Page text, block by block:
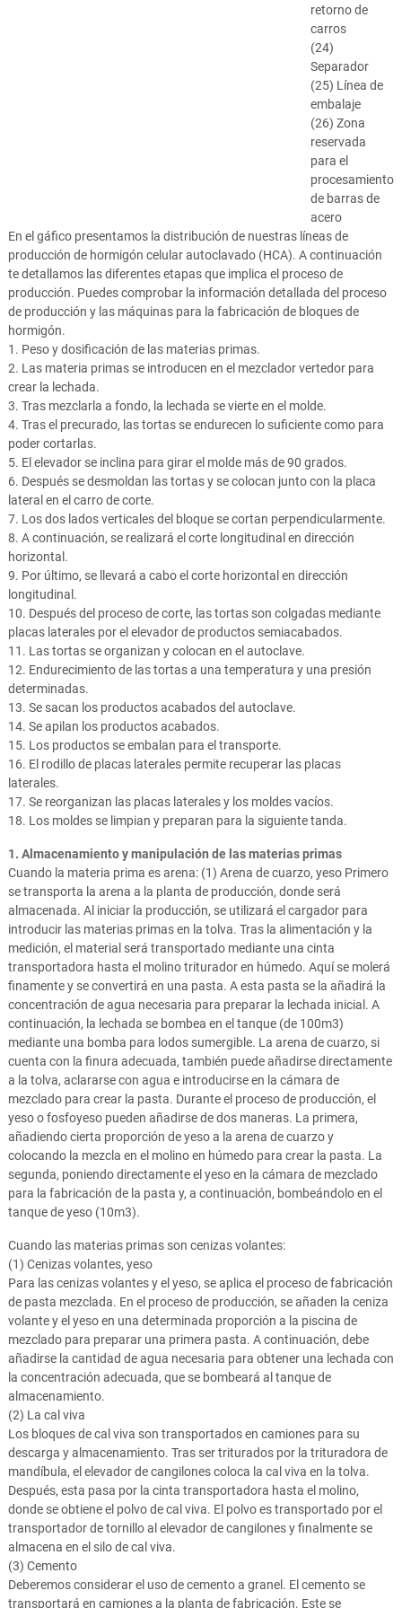
retorno de
carros
(24)
Separador
(25) Línea de
embalaje
(26) Zona
reservada
para el
procesamiento
de barras de
acero
En el gáfico presentamos la distribución de nuestras líneas de
producción de hormigón celular autoclavado (HCA). A continuación
te detallamos las diferentes etapas que implica el proceso de
producción. Puedes comprobar la información detallada del proceso
de producción y las máquinas para la fabricación de bloques de
hormigón.
1. Peso y dosificación de las materias primas.
2. Las materia primas se introducen en el mezclador vertedor para
crear la lechada.
3. Tras mezclarla a fondo, la lechada se vierte en el molde.
4. Tras el precurado, las tortas se endurecen lo suficiente como para
poder cortarlas.
5. El elevador se inclina para girar el molde más de 90 grados.
6. Después se desmoldan las tortas y se colocan junto con la placa
lateral en el carro de corte.
7. Los dos lados verticales del bloque se cortan perpendicularmente.
8. A continuación, se realizará el corte longitudinal en dirección
horizontal.
9. Por último, se llevará a cabo el corte horizontal en dirección
longitudinal.
10. Después del proceso de corte, las tortas son colgadas mediante
placas laterales por el elevador de productos semiacabados.
11. Las tortas se organizan y colocan en el autoclave.
12. Endurecimiento de las tortas a una temperatura y una presión
determinadas.
13. Se sacan los productos acabados del autoclave.
14. Se apilan los productos acabados.
15. Los productos se embalan para el transporte.
16. El rodillo de placas laterales permite recuperar las placas
laterales.
17. Se reorganizan las placas laterales y los moldes vacíos.
18. Los moldes se limpian y preparan para la siguiente tanda.
1. Almacenamiento y manipulación de las materias primas
Cuando la materia prima es arena: (1) Arena de cuarzo, yeso Primero
se transporta la arena a la planta de producción, donde será
almacenada. Al iniciar la producción, se utilizará el cargador para
introducir las materias primas en la tolva. Tras la alimentación y la
medición, el material será transportado mediante una cinta
transportadora hasta el molino triturador en húmedo. Aquí se molerá
finamente y se convertirá en una pasta. A esta pasta se la añadirá la
concentración de agua necesaria para preparar la lechada inicial. A
continuación, la lechada se bombea en el tanque (de 100m3)
mediante una bomba para lodos sumergible. La arena de cuarzo, si
cuenta con la finura adecuada, también puede añadirse directamente
a la tolva, aclararse con agua e introducirse en la cámara de
mezclado para crear la pasta. Durante el proceso de producción, el
yeso o fosfoyeso pueden añadirse de dos maneras. La primera,
añadiendo cierta proporción de yeso a la arena de cuarzo y
colocando la mezcla en el molino en húmedo para crear la pasta. La
segunda, poniendo directamente el yeso en la cámara de mezclado
para la fabricación de la pasta y, a continuación, bombeándolo en el
tanque de yeso (10m3).
Cuando las materias primas son cenizas volantes:
(1) Cenizas volantes, yeso
Para las cenizas volantes y el yeso, se aplica el proceso de fabricación
de pasta mezclada. En el proceso de producción, se añaden la ceniza
volante y el yeso en una determinada proporción a la piscina de
mezclado para preparar una primera pasta. A continuación, debe
añadirse la cantidad de agua necesaria para obtener una lechada con
la concentración adecuada, que se bombeará al tanque de
almacenamiento.
(2) La cal viva
Los bloques de cal viva son transportados en camiones para su
descarga y almacenamiento. Tras ser triturados por la trituradora de
mandíbula, el elevador de cangilones coloca la cal viva en la tolva.
Después, esta pasa por la cinta transportadora hasta el molino,
donde se obtiene el polvo de cal viva. El polvo es transportado por el
transportador de tornillo al elevador de cangilones y finalmente se
almacena en el silo de cal viva.
(3) Cemento
Deberemos considerar el uso de cemento a granel. El cemento se
transportará en camiones a la planta de fabricación. Este se